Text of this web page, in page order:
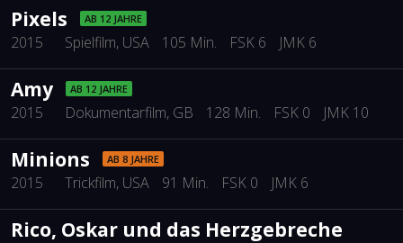
Pixels AB 12 JAHRE
2015 Spielfilm, USA 105 Min. FSK 6 JMK 6
Amy AB 12 JAHRE
2015 Dokumentarfilm, GB 128 Min. FSK 0 JMK 10
Minions AB 8 JAHRE
2015 Trickfilm, USA 91 Min. FSK 0 JMK 6
Rico, Oskar und das Herzgebreche